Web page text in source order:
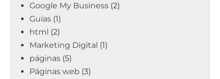
Google My Business (2)
Guías (1)
html (2)
Marketing Digital (1)
páginas (5)
Páginas web (3)